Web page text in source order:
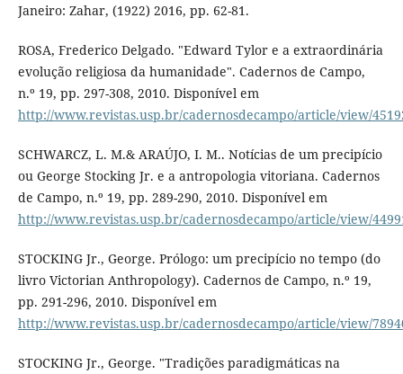
Janeiro: Zahar, (1922) 2016, pp. 62-81.
ROSA, Frederico Delgado. "Edward Tylor e a extraordinária
evolução religiosa da humanidade". Cadernos de Campo,
n.º 19, pp. 297-308, 2010. Disponível em
http://www.revistas.usp.br/cadernosdecampo/article/view/
SCHWARCZ, L. M.& ARAÚJO, I. M.. Notícias de um precipício
ou George Stocking Jr. e a antropologia vitoriana. Cadernos
de Campo, n.º 19, pp. 289-290, 2010. Disponível em
http://www.revistas.usp.br/cadernosdecampo/article/view/
STOCKING Jr., George. Prólogo: um precipício no tempo (do
livro Victorian Anthropology). Cadernos de Campo, n.º 19,
pp. 291-296, 2010. Disponível em
http://www.revistas.usp.br/cadernosdecampo/article/view/
STOCKING Jr., George. "Tradições paradigmáticas na